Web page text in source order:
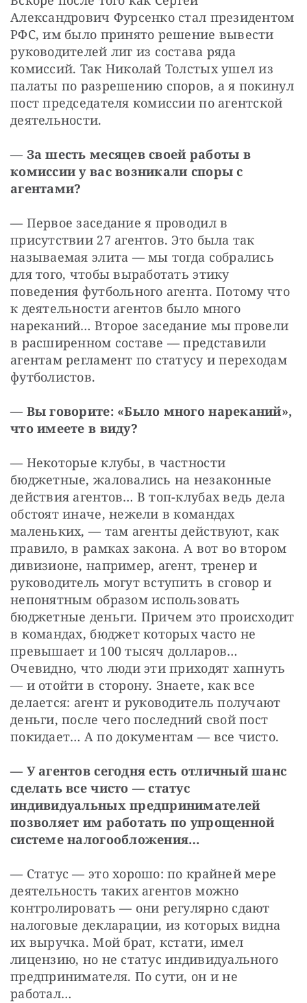
Александрович Фурсенко стал президентом
РФС, им было принято решение вывести
руководителей лиг из состава ряда
комиссий. Так Николай Толстых ушел из
палаты по разрешению споров, а я покинул
пост председателя комиссии по агентской
деятельности.
— За шесть месяцев своей работы в
комиссии у вас возникали споры с
агентами?
— Первое заседание я проводил в
присутствии 27 агентов. Это была так
называемая элита — мы тогда собрались
для того, чтобы выработать этику
поведения футбольного агента. Потому что
к деятельности агентов было много
нареканий… Второе заседание мы провели
в расширенном составе — представили
агентам регламент по статусу и переходам
футболистов.
— Вы говорите: «Было много нареканий»,
что имеете в виду?
— Некоторые клубы, в частности
бюджетные, жаловались на незаконные
действия агентов… В топ-клубах ведь дела
обстоят иначе, нежели в командах
маленьких, — там агенты действуют, как
правило, в рамках закона. А вот во втором
дивизионе, например, агент, тренер и
руководитель могут вступить в сговор и
непонятным образом использовать
бюджетные деньги. Причем это происходит
в командах, бюджет которых часто не
превышает и 100 тысяч долларов…
Очевидно, что люди эти приходят хапнуть
— и отойти в сторону. Знаете, как все
делается: агент и руководитель получают
деньги, после чего последний свой пост
покидает… А по документам — все чисто.
— У агентов сегодня есть отличный шанс
сделать все чисто — статус
индивидуальных предпринимателей
позволяет им работать по упрощенной
системе налогообложения…
— Статус — это хорошо: по крайней мере
деятельность таких агентов можно
контролировать — они регулярно сдают
налоговые декларации, из которых видна
их выручка. Мой брат, кстати, имел
лицензию, но не статус индивидуального
предпринимателя. По сути, он и не
работал…